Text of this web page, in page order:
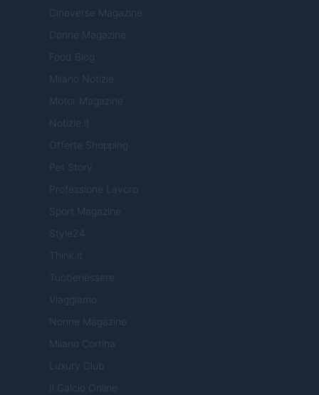
Cineverse Magazine
Donne Magazine
Food Blog
Milano Notizie
Motor Magazine
Notizie.it
Offerte Shopping
Pet Story
Professione Lavoro
Sport Magazine
Style24
Think.it
Tuobenessere
Viaggiamo
Nonne Magazine
Milano Cortina
Luxury Club
Il Calcio Online